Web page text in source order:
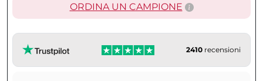
ORDINA UN CAMPIONE
2410 recensioni